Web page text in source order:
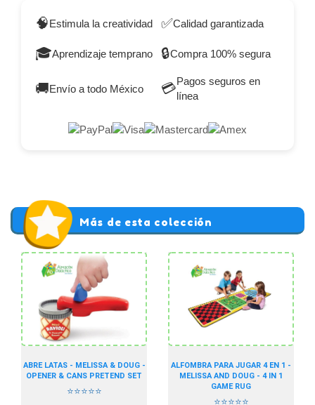
🧠Estimula la creatividad ✅Calidad garantizada
🎓Aprendizaje temprano 🔒Compra 100% segura
🚚Envío a todo México 💳Pagos seguros en
línea
Más de esta colección
ABRE LATAS - MELISSA & DOUG -
OPENER & CANS PRETEND SET
⭐⭐⭐⭐⭐
ALFOMBRA PARA JUGAR 4 EN 1 -
MELISSA AND DOUG - 4 IN 1
GAME RUG
⭐⭐⭐⭐⭐